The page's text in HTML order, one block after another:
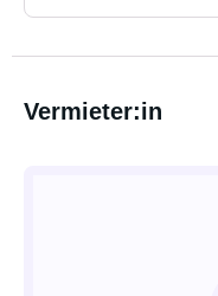
Vermieter:in